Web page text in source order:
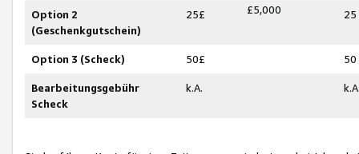
Option 2
(Geschenkgutschein)
25£ £5,000 25
Option 3 (Scheck) 50£ 50
Bearbeitungsgebühr
Scheck
k.A.